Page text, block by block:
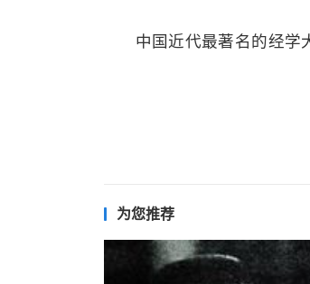
中国近代最著名的经学
为您推荐